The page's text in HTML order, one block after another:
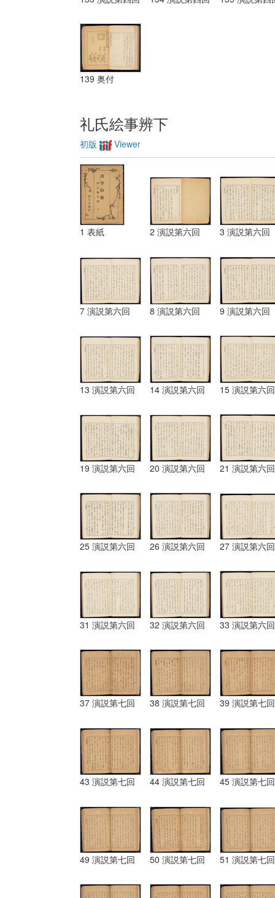
139 奥付
礼氏絵事辨下
初版 Viewer
1 表紙 2 演説第六回 3 演説第六回
7 演説第六回 8 演説第六回 9 演説第六回
13 演説第六回 14 演説第六回 15 演説第六回
19 演説第六回 20 演説第六回 21 演説第六回
25 演説第六回 26 演説第六回 27 演説第六回
31 演説第六回 32 演説第六回 33 演説第六回
37 演説第七回 38 演説第七回 39 演説第七回
43 演説第七回 44 演説第七回 45 演説第七回
49 演説第七回 50 演説第七回 51 演説第七回